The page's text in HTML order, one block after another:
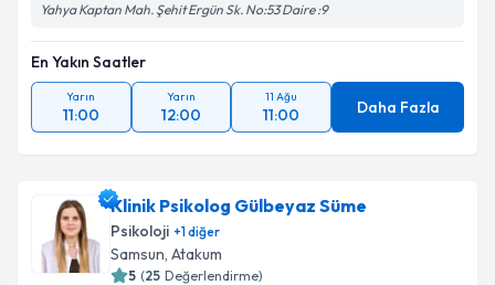
Yahya Kaptan Mah. Şehit Ergün Sk. No:53 Daire :9
En Yakın Saatler
Yarın
11:00
Yarın
12:00
11 Ağu
11:00 Daha Fazla
Klinik Psikolog Gülbeyaz Süme
Psikoloji +1diğer
Samsun, Atakum
5 (25 Değerlendirme)